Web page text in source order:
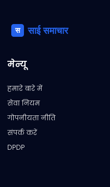
मेन्यू
हमारे बारे में
सेवा नियम
गोपनीयता नीति
संपर्क करें
DPDP